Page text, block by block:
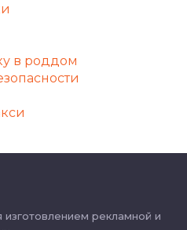
в роддом
рекламной и